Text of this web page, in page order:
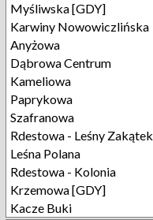
Myśliwska [GDY]
Karwiny Nowowiczlińska
Anyżowa
Dąbrowa Centrum
Kameliowa
Paprykowa
Szafranowa
Rdestowa - Leśny Zakątek
Leśna Polana
Rdestowa - Kolonia
Krzemowa [GDY]
Kacze Buki